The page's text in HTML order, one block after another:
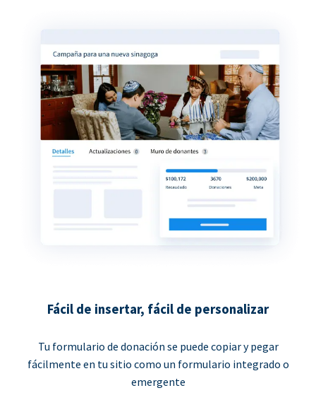
Fácil de insertar, fácil de personalizar
Tu formulario de donación se puede copiar y pegar
fácilmente en tu sitio como un formulario integrado o
emergente